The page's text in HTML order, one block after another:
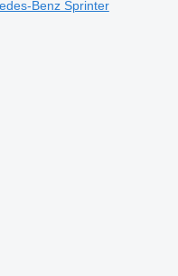
Benz Sprinter